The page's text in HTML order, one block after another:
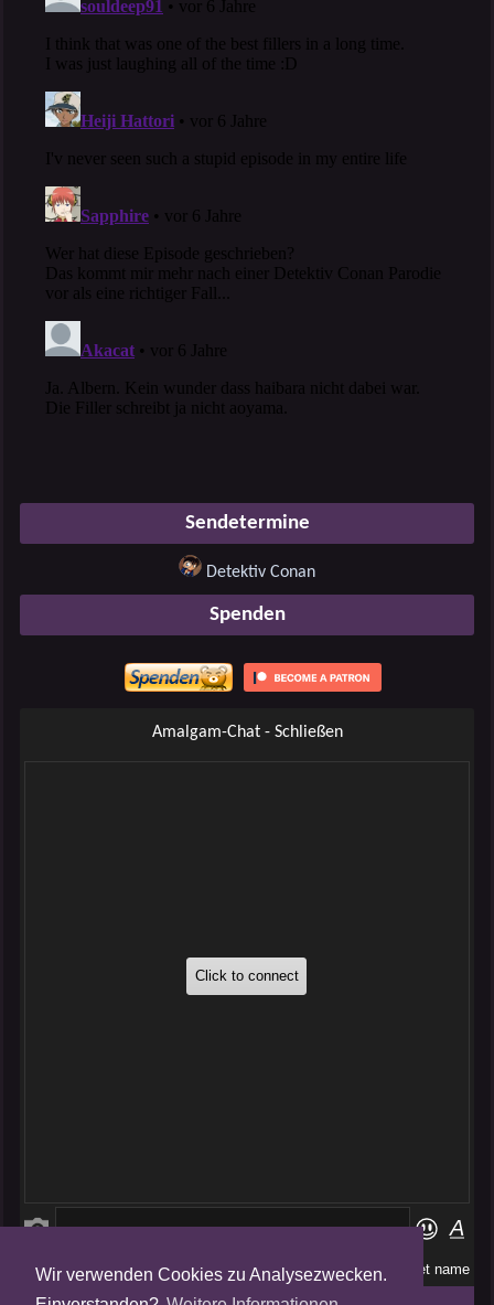
Wir verwenden Cookies zu Analysezwecken.
Sendetermine
Detektiv Conan
Spenden
Amalgam-Chat - Schließen